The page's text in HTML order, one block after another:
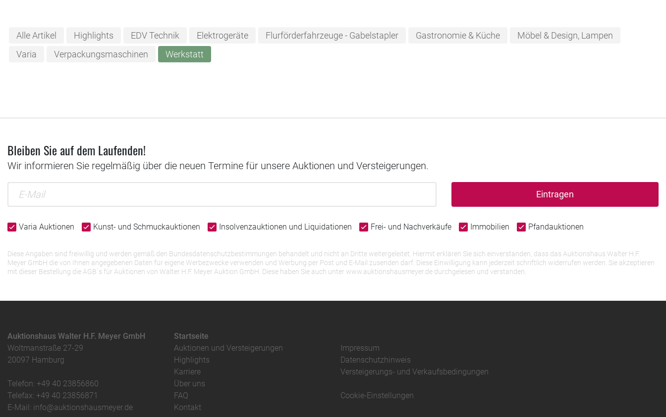
Alle Artikel Highlights EDV Technik Elektrogeräte Flurförderfahrzeuge - Gabelstapler Gastronomie & Küche
Möbel & Design, Lampen
Varia
Verpackungsmaschinen Werkstatt
Bleiben Sie auf dem Laufenden!
Wir informieren Sie regelmäßig über die neuen Termine für unsere Auktionen und Versteigerungen.
Eintragen
Varia Auktionen Kunst- und Schmuckauktionen Insolvenzauktionen und Liquidationen Frei- und Nachverkäufe Immobilien Pfandauktionen
Diese Angaben sind freiwillig und werden gemäß den Bundesdatenschutzbestimmungen behandelt und nicht an Dritte weitergeleitet. Hiermit erklären Sie sich einverstanden, dass das Auktionshaus Walter H.F.
Meyer GmbH die von Ihnen angegebenen Daten für eigene Werbezwecke verwenden und Werbung per Post und E-Mail zusenden darf. Diese Einwilligung kann jederzeit schriftlich widerrufen werden. Sie akzeptieren
mit dieser Bestellung die AGB`s für Auktionen von Walter H.F. Meyer Auktion GmbH. Diese haben Sie auch unter www.auktionshausmeyer.de durchgelesen und verstanden.
Auktionshaus Walter H.F. Meyer GmbH
Woltmanstraße 27-29
20097 Hamburg
Telefon: +49 40 23856860
Telefax: +49 40 23856871
E-Mail: info@auktionshausmeyer.de
Startseite
Auktionen und Versteigerungen
Highlights
Karriere
Über uns
FAQ
Kontakt
Impressum
Datenschutzhinweis
Versteigerungs- und Verkaufsbedingungen
Cookie-Einstellungen